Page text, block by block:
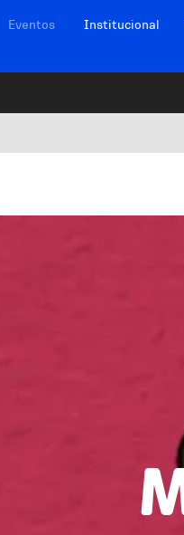
Navegación sitios
Eventos Institucional